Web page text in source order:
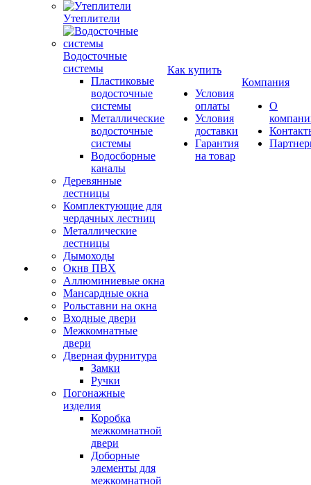
Утеплители
Водосточные
системы
Пластиковые
водосточные
системы
Металлические
водосточные
системы
Водосборные
каналы
Деревянные
лестницы
Комплектующие для
чердачных лестниц
Металлические
лестницы
Дымоходы
Окнв ПВХ
Аллюминиевые окна
Мансардные окна
Рольставни на окна
Входные двери
Межкомнатные
двери
Дверная фурнитура
Замки
Ручки
Погонажные
изделия
Коробка
межкомнатной
двери
Доборные
элементы для
межкомнатной
Как купить
Условия
оплаты
Условия
доставки
Гарантия
на товар
Компания
О